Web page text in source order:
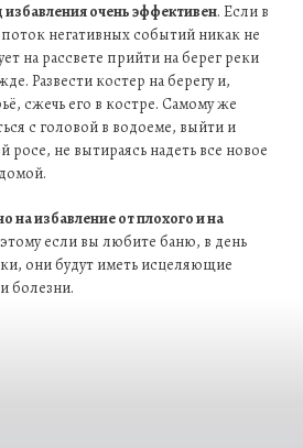
избавления очень эффективен. Если в
негативных событий никак не
на рассвете прийти на берег реки
Развести костер на берегу и,
сжечь его в костре. Самому же
с головой в водоеме, выйти и
росе, не вытираясь надеть все новое
на избавление от плохого и на
если вы любите баню, в день
они будут иметь исцеляющие
болезни.